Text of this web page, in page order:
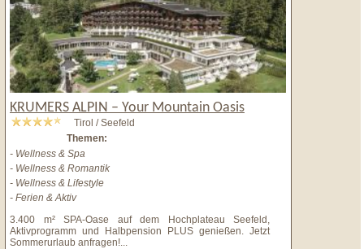
KRUMERS ALPIN – Your Mountain Oasis
Tirol / Seefeld
Themen:
- Wellness & Spa
- Wellness & Romantik
- Wellness & Lifestyle
- Ferien & Aktiv
3.400 m² SPA-Oase auf dem Hochplateau Seefeld,
Aktivprogramm und Halbpension PLUS genießen. Jetzt
Sommerurlaub anfragen!...